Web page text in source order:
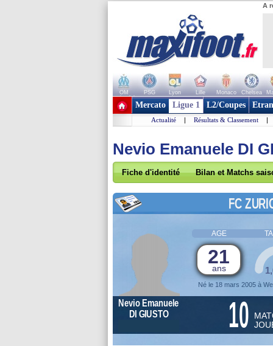
A
OM PSG Lyon Lille Monaco Chelsea
+ de clubs
Mercato Ligue 1 L2/Coupes
Actualité | Résultats & Classement |
Nevio Emanuele DI
Fiche d'identité Bilan et Matchs
FC
AGE
21
ans
Né le 18 mars 2005 à
Nevio Emanuele
DI GIUSTO
10